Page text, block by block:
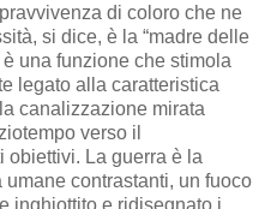
di coloro che ne
si dice, è la “madre delle
una funzione che stimola
legato alla caratteristica
canalizzazione mirata
verso il
obiettivi. La guerra è la
contrastanti, un fuoco
inghiottito e ridisegnato i